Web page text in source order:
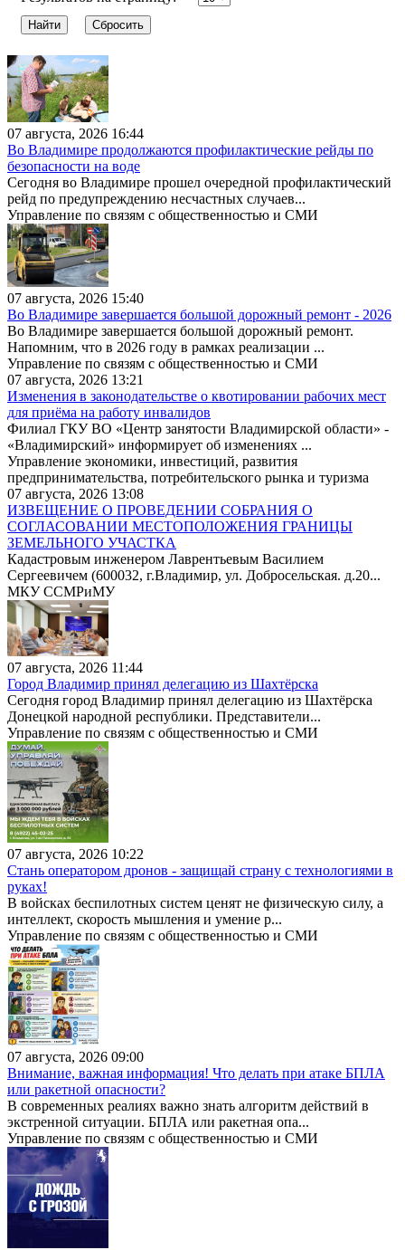
07 августа, 2026 16:44
Во Владимире продолжаются профилактические рейды по
безопасности на воде
Сегодня во Владимире прошел очередной профилактический
рейд по предупреждению несчастных случаев...
Управление по связям с общественностью и СМИ
07 августа, 2026 15:40
Во Владимире завершается большой дорожный ремонт - 2026
Во Владимире завершается большой дорожный ремонт.
Напомним, что в 2026 году в рамках реализации ...
Управление по связям с общественностью и СМИ
07 августа, 2026 13:21
Изменения в законодательстве о квотировании рабочих мест
для приёма на работу инвалидов
Филиал ГКУ ВО «Центр занятости Владимирской области» -
«Владимирский» информирует об изменениях ...
Управление экономики, инвестиций, развития
предпринимательства, потребительского рынка и туризма
07 августа, 2026 13:08
ИЗВЕЩЕНИЕ О ПРОВЕДЕНИИ СОБРАНИЯ О
СОГЛАСОВАНИИ МЕСТОПОЛОЖЕНИЯ ГРАНИЦЫ
ЗЕМЕЛЬНОГО УЧАСТКА
Кадастровым инженером Лаврентьевым Василием
Сергеевичем (600032, г.Владимир, ул. Добросельская. д.20...
МКУ ССМРиМУ
07 августа, 2026 11:44
Город Владимир принял делегацию из Шахтёрска
Сегодня город Владимир принял делегацию из Шахтёрска
Донецкой народной республики. Представители...
Управление по связям с общественностью и СМИ
07 августа, 2026 10:22
Стань оператором дронов - защищай страну с технологиями в
руках!
В войсках беспилотных систем ценят не физическую силу, а
интеллект, скорость мышления и умение р...
Управление по связям с общественностью и СМИ
07 августа, 2026 09:00
Внимание, важная информация! Что делать при атаке БПЛА
или ракетной опасности?
В современных реалиях важно знать алгоритм действий в
экстренной ситуации. БПЛА или ракетная опа...
Управление по связям с общественностью и СМИ